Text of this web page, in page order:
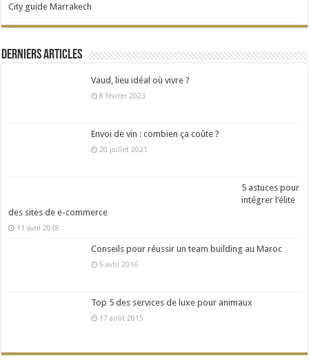
City guide Marrakech
Derniers articles
Vaud, lieu idéal où vivre ?
8 février 2023
Envoi de vin : combien ça coûte ?
20 juillet 2021
5 astuces pour
intégrer l’élite
des sites de e-commerce
11 avril 2018
Conseils pour réussir un team building au Maroc
5 avril 2016
Top 5 des services de luxe pour animaux
17 août 2015